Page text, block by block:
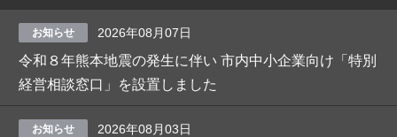
お知らせ 2026年08月07日
令和８年熊本地震の発生に伴い 市内中小企業向け「特別
経営相談窓口」を設置しました
お知らせ 2026年08月03日